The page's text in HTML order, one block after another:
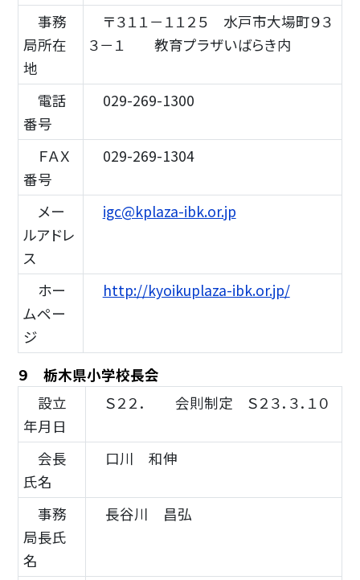
事務
局所在
地
〒３１１－１１２５ 水戸市大場町９３
３－１ 教育プラザいばらき内
電話
番号
029-269-1300
ＦＡＸ
番号
029-269-1304
メー
ルアドレ
ス
igc@kplaza-ibk.or.jp
ホー
ムペー
ジ
http://kyoikuplaza-ibk.or.jp/
９ 栃木県小学校長会
設立
年月日
Ｓ２２． 会則制定 Ｓ２３．３．１０
会長
氏名
口川 和伸
事務
局長氏
名
長谷川 昌弘